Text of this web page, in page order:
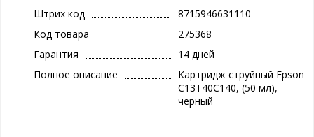
Штрих код
8715946631110
Код товара
275368
Гарантия
14 дней
Полное описание
Картридж струйный Epson
C13T40C140, (50 мл),
черный